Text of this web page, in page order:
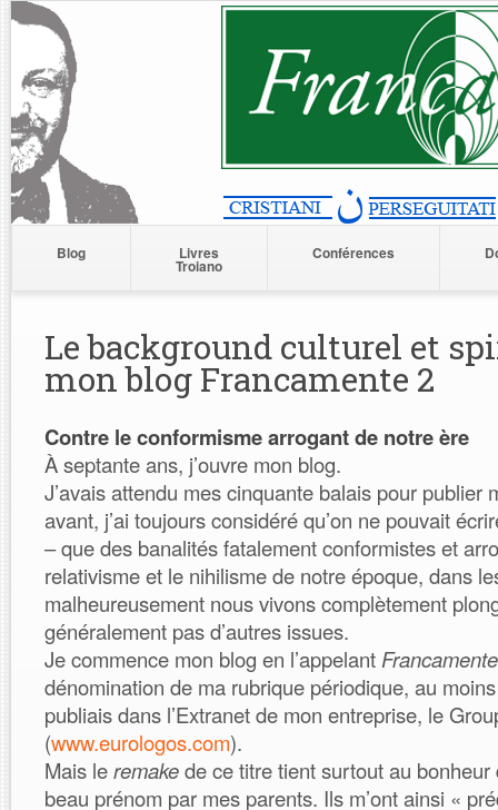
Blog Livres
Troiano
Conférences
Le background culturel et
mon blog Francamente 2
Contre le conformisme arrogant de notre ère
À septante ans, j’ouvre mon blog.
J’avais attendu mes cinquante balais pour publier
avant, j’ai toujours considéré qu’on ne pouvait
– que des banalités fatalement conformistes et
relativisme et le nihilisme de notre époque, dans
malheureusement nous vivons complètement
généralement pas d’autres issues.
Je commence mon blog en l’appelant
dénomination de ma rubrique périodique, au
publiais dans l’Extranet de mon entreprise, le
(www.eurologos.com).
Mais leremakede ce titre tient surtout au bonheur
beau prénom par mes parents. Ils m’ont ainsi «